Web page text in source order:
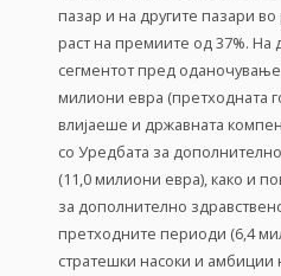
пазар и на другите пазари
раст на премиите од 37%. На
сегментот пред
милиони евра (претходната
влијаеше и државната
со Уредбата за
(11,0 милиони евра), како и
за дополнително
претходните периоди (6,4
стратешки насоки и амбиции